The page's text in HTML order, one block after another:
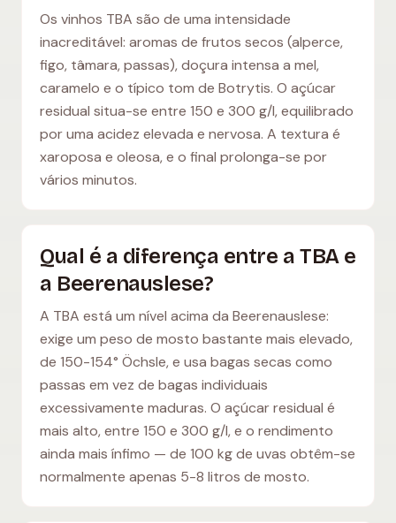
Os vinhos TBA são de uma intensidade
inacreditável: aromas de frutos secos (alperce,
figo, tâmara, passas), doçura intensa a mel,
caramelo e o típico tom de Botrytis. O açúcar
residual situa-se entre 150 e 300 g/l, equilibrado
por uma acidez elevada e nervosa. A textura é
xaroposa e oleosa, e o final prolonga-se por
vários minutos.
Qual é a diferença entre a TBA e
a Beerenauslese?
A TBA está um nível acima da Beerenauslese:
exige um peso de mosto bastante mais elevado,
de 150-154° Öchsle, e usa bagas secas como
passas em vez de bagas individuais
excessivamente maduras. O açúcar residual é
mais alto, entre 150 e 300 g/l, e o rendimento
ainda mais ínfimo — de 100 kg de uvas obtêm-se
normalmente apenas 5-8 litros de mosto.